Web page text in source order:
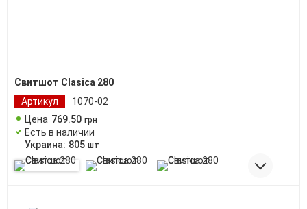
Свитшот Clasica 280
Артикул
1070-02
Цена 769.50 грн
Есть в наличии
Украина: 805 шт